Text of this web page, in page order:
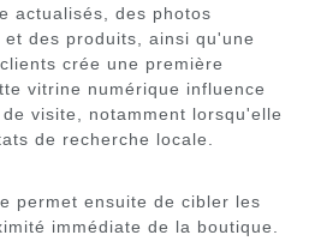
actualisés, des photos
des produits, ainsi qu'une
crée une première
vitrine numérique influence
visite, notamment lorsqu'elle
de recherche locale.
permet ensuite de cibler les
immédiate de la boutique.